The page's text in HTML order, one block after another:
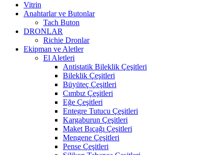
Vitrin
Anahtarlar ve Butonlar
Tach Buton
DRONLAR
Richie Dronlar
Ekipman ve Aletler
El Aletleri
Antistatik Bileklik Çeşitleri
Bileklik Çeşitleri
Büyüteç Çeşitleri
Cımbız Çeşitleri
Eğe Çeşitleri
Entegre Tutucu Çeşitleri
Kargaburun Çeşitleri
Maket Bıçağı Çeşitleri
Mengene Çeşitleri
Pense Çeşitleri